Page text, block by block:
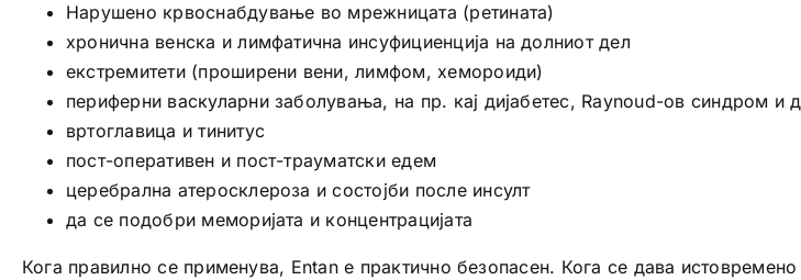
Нарушено крвоснабдување во мрежницата (ретината)
хронична венска и лимфатична инсуфициенција на долниот дел
екстремитети (проширени вени, лимфом, хемороиди)
периферни васкуларни заболувања, на пр. кај дијабетес, Raynoud-ов синдром и
вртоглавица и тинитус
пост-оперативен и пост-трауматски едем
церебрална атеросклероза и состојби после инсулт
да се подобри меморијата и концентрацијата
Кога правилно се применува, Entan е практично безопасен. Кога се дава